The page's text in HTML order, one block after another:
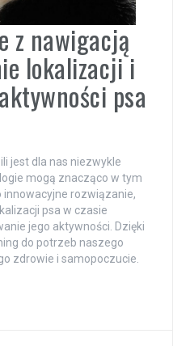
z nawigacją
lokalizacji i
psa
jest dla nas niezwykle
mogą znacząco w tym
innowacyjne rozwiązanie,
psa w czasie
jego aktywności. Dzięki
do potrzeb naszego
zdrowie i samopoczucie.